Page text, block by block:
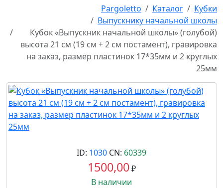
Pargoletto Каталог
Кубки
Выпускнику начальной школы
Кубок «Выпускник начальной школы» (голубой)
высота 21 см (19 см + 2 см постамент), гравировка
на заказ, размер пластинок 17*35мм и 2 круглых
25мм
ID: 1030 CN: 60339
1500,00₽
В наличии